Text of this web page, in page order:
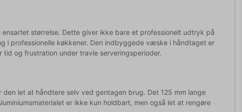
størrelse. Dette giver ikke bare et professionelt udtryk på
i professionelle køkkener. Den indbyggede væske i håndtaget er
og frustration under travle serveringsperioder.
let at håndtere selv ved gentagen brug. Det 125 mm lange
er ikke kun holdbart, men også let at rengøre